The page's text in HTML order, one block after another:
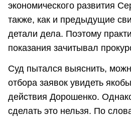
экономического развития
также, как и предыдущие
детали дела. Поэтому
показания зачитывал
Суд пытался выяснить,
отбора заявок увидеть
действия Дорошенко.
сделать это нельзя. По